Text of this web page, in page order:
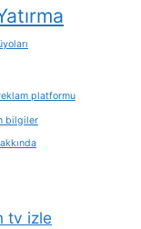
platformu
bilgiler
tv izle